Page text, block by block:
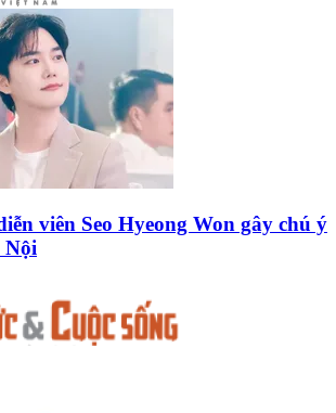
viên Seo Hyeong Won gây chú ý
Nội